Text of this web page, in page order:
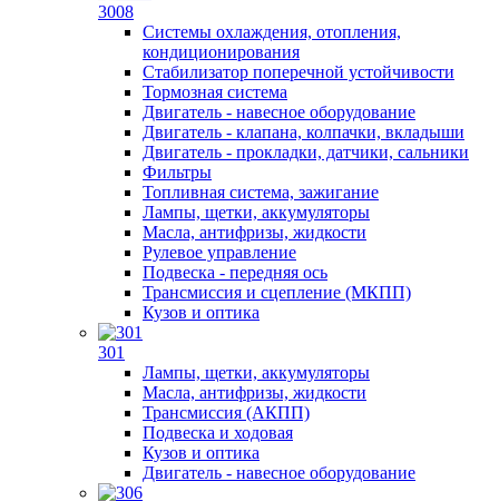
3008
Системы охлаждения, отопления,
кондиционирования
Стабилизатор поперечной устойчивости
Тормозная система
Двигатель - навесное оборудование
Двигатель - клапана, колпачки, вкладыши
Двигатель - прокладки, датчики, сальники
Фильтры
Топливная система, зажигание
Лампы, щетки, аккумуляторы
Масла, антифризы, жидкости
Рулевое управление
Подвеска - передняя ось
Трансмиссия и сцепление (МКПП)
Кузов и оптика
301
Лампы, щетки, аккумуляторы
Масла, антифризы, жидкости
Трансмиссия (АКПП)
Подвеска и ходовая
Кузов и оптика
Двигатель - навесное оборудование